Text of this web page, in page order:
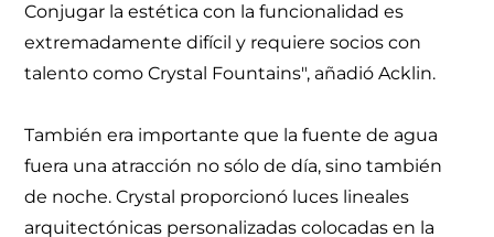
Conjugar la estética con la funcionalidad es
extremadamente difícil y requiere socios con
talento como Crystal Fountains", añadió Acklin.
También era importante que la fuente de agua
fuera una atracción no sólo de día, sino también
de noche. Crystal proporcionó luces lineales
arquitectónicas personalizadas colocadas en la